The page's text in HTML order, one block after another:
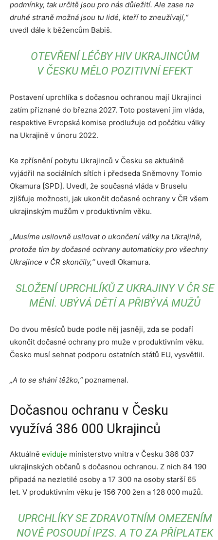
podmínky, tak určitě jsou pro nás důležití. Ale zase na
druhé straně možná jsou tu lidé, kteří to zneužívají,“
uvedl dále k běžencům Babiš.
OTEVŘENÍ LÉČBY HIV UKRAJINCŮM
V ČESKU MĚLO POZITIVNÍ EFEKT
Postavení uprchlíka s dočasnou ochranou mají Ukrajinci
zatím přiznané do března 2027. Toto postavení jim vláda,
respektive Evropská komise prodlužuje od počátku války
na Ukrajině v únoru 2022.
Ke zpřísnění pobytu Ukrajinců v Česku se aktuálně
vyjádřil na sociálních sítích i předseda Sněmovny Tomio
Okamura [SPD]. Uvedl, že současná vláda v Bruselu
zjišťuje možnosti, jak ukončit dočasné ochrany v ČR všem
ukrajinským mužům v produktivním věku.
„Musíme usilovně usilovat o ukončení války na Ukrajině,
protože tím by dočasné ochrany automaticky pro všechny
Ukrajince v ČR skončily,“uvedl Okamura.
SLOŽENÍ UPRCHLÍKŮ Z UKRAJINY V ČR SE
MĚNÍ. UBÝVÁ DĚTÍ A PŘIBÝVÁ MUŽŮ
Do dvou měsíců bude podle něj jasněji, zda se podaří
ukončit dočasné ochrany pro muže v produktivním věku.
Česko musí sehnat podporu ostatních států EU, vysvětlil.
„A to se shání těžko,“poznamenal.
Dočasnou ochranu v Česku
využívá 386 000 Ukrajinců
Aktuálně eviduje ministerstvo vnitra v Česku 386 037
ukrajinských občanů s dočasnou ochranou. Z nich 84 190
připadá na nezletilé osoby a 17 300 na osoby starší 65
let. V produktivním věku je 156 700 žen a 128 000 mužů.
UPRCHLÍKY SE ZDRAVOTNÍM OMEZENÍM
NOVĚ POSOUDÍ IPZS. A TO ZA PŘÍPLATEK